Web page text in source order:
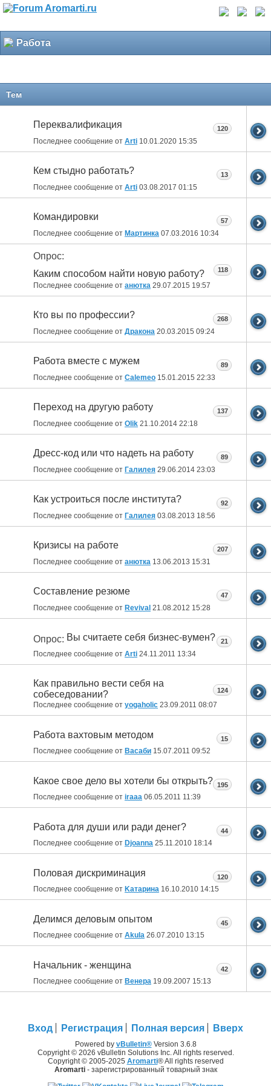
Работа
Тем
Переквалификация
Последнее сообщение от Arti 10.01.2020 15:35
120
Кем стыдно работать?
Последнее сообщение от Arti 03.08.2017 01:15
13
Командировки
Последнее сообщение от Мартинка 07.03.2016 10:34
57
Опрос:
Каким способом найти новую работу?
Последнее сообщение от анютка 29.07.2015 19:57
118
Кто вы по профессии?
Последнее сообщение от Дракона 20.03.2015 09:24
268
Работа вместе с мужем
Последнее сообщение от Calemeo 15.01.2015 22:33
89
Переход на другую работу
Последнее сообщение от Olik 21.10.2014 22:18
137
Дресс-код или что надеть на работу
Последнее сообщение от Галилея 29.06.2014 23:03
89
Как устроиться после института?
Последнее сообщение от Галилея 03.08.2013 18:56
92
Кризисы на работе
Последнее сообщение от анютка 13.06.2013 15:31
207
Составление резюме
Последнее сообщение от Revival 21.08.2012 15:28
47
Опрос: Вы считаете себя бизнес-вумен?
Последнее сообщение от Arti 24.11.2011 13:34
21
Как правильно вести себя на
собеседовании?
Последнее сообщение от yogaholic 23.09.2011 08:07
124
Работа вахтовым методом
Последнее сообщение от Васаби 15.07.2011 09:52
15
Какое свое дело вы хотели бы открыть?
Последнее сообщение от iraaa 06.05.2011 11:39
195
Работа для души или ради денег?
Последнее сообщение от Djoanna 25.11.2010 18:14
44
Половая дискриминация
Последнее сообщение от Kатарина 16.10.2010 14:15
120
Делимся деловым опытом
Последнее сообщение от Akula 26.07.2010 13:15
45
Начальник - женщина
Последнее сообщение от Венера 19.09.2007 15:13
42
Вход Регистрация Полная версия Вверх
Powered by vBulletin®Version 3.6.8
Copyright © 2026 vBulletin Solutions Inc. All rights reserved.
Copyright © 2005-2025 Aromarti® All rights reserved
Aromarti- зарегистрированный товарный знак